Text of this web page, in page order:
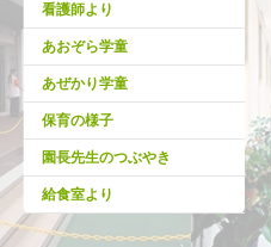
看護師より
あおぞら学童
あぜかり学童
保育の様子
園長先生のつぶやき
給食室より